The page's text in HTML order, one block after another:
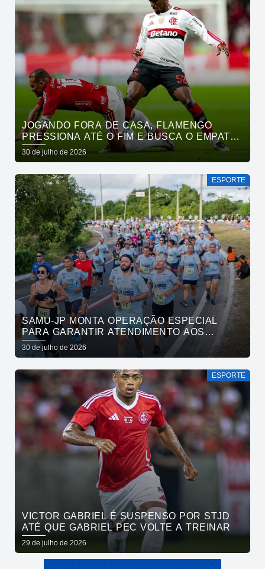
JOGANDO FORA DE CASA, FLAMENGO
PRESSIONA ATÉ O FIM E BUSCA O EMPATE
PELO BRASILEIRÃO
30 de julho de 2026
ESPORTE
SAMU-JP MONTA OPERAÇÃO ESPECIAL
PARA GARANTIR ATENDIMENTO AOS
ATLETAS DA MARATONA INTERNACIONAL
DE JOÃO PESSOA
30 de julho de 2026
ESPORTE
VICTOR GABRIEL É SUSPENSO POR STJD
ATÉ QUE GABRIEL PEC VOLTE A TREINAR
29 de julho de 2026